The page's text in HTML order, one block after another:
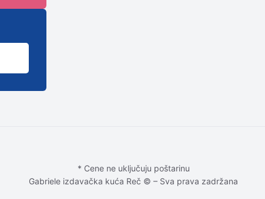
* Cene ne uključuju poštarinu
Gabriele izdavačka kuća Reč © – Sva prava zadržana